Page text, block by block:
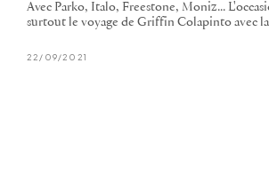
Avec Parko, Italo, Freestone, Moniz...
surtout le voyage de Griffin Colapinto avec
22/09/2021